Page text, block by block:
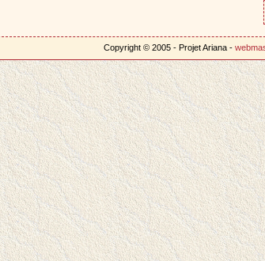
Copyright © 2005 - Projet Ariana -